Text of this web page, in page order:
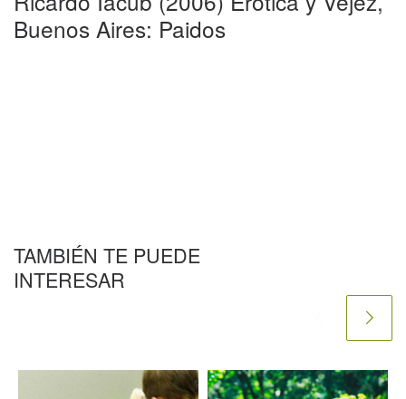
Buenos Aires: Paidos
TAMBIÉN TE PUEDE
INTERESAR